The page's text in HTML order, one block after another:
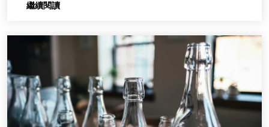
繼續閱讀